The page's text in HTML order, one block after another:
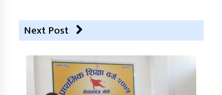
Next Post